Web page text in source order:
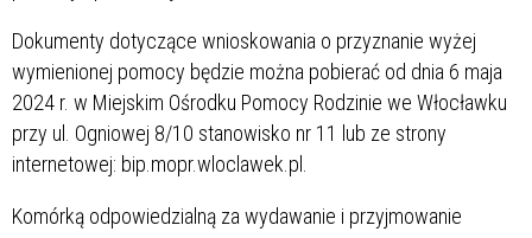
Dokumenty dotyczące wnioskowania o przyznanie wyżej
wymienionej pomocy będzie można pobierać od dnia 6 maja
2024 r. w Miejskim Ośrodku Pomocy Rodzinie we Włocławku
przy ul. Ogniowej 8/10 stanowisko nr 11 lub ze strony
internetowej: bip.mopr.wloclawek.pl.
Komórką odpowiedzialną za wydawanie i przyjmowanie